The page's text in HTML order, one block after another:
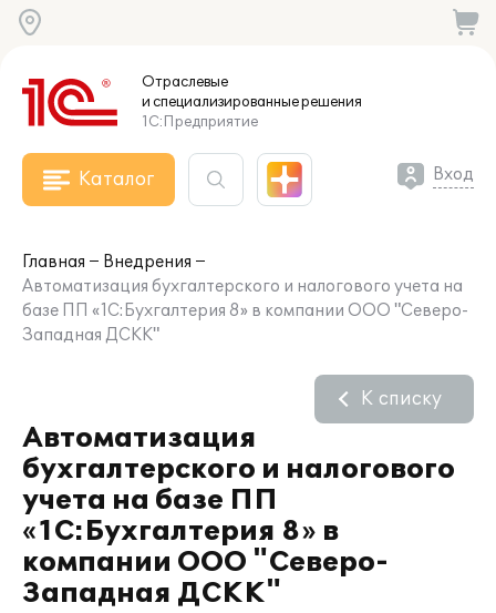
Отраслевые
и специализированныерешения
1С:Предприятие
Каталог Вход
Главная
Внедрения
Автоматизация бухгалтерского и налогового учета на
базе ПП «1C:Бухгалтерия 8» в компании ООО "Северо-
Западная ДСКК"
Автоматизация
бухгалтерского и налогового
учета на базе ПП
«1C:Бухгалтерия 8» в
компании ООО "Северо-
Западная ДСКК"
К списку